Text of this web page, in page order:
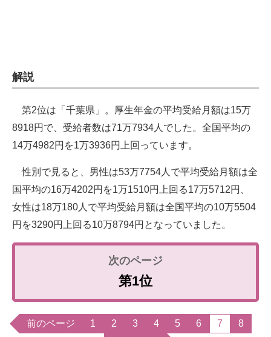
解説
第2位は「千葉県」。厚生年金の平均受給月額は15万
8918円で、受給者数は71万7934人でした。全国平均の
14万4982円を1万3936円上回っています。
性別で見ると、男性は53万7754人で平均受給月額は全
国平均の16万4202円を1万1510円上回る17万5712円、
女性は18万180人で平均受給月額は全国平均の10万5504
円を3290円上回る10万8794円となっていました。
第1位
前のページ 1 2 3 4 5 6 7
8